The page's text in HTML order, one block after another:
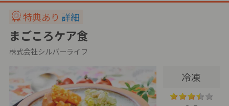
特典あり 詳細
まごころケア食
株式会社シルバーライフ
冷凍